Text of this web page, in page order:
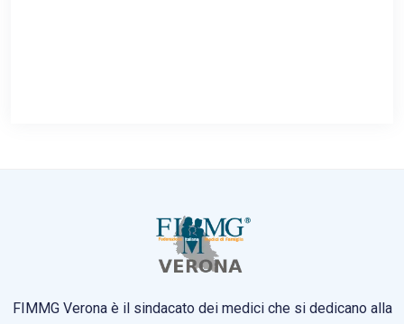
FIMMG Verona è il sindacato dei medici che si dedicano alla